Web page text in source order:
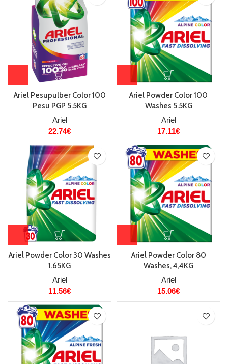
Ariel Pesupulber Color 100
Pesu PGP 5.5KG
Ariel
22.74€
Ariel Powder Color 100
Washes 5.5KG
Ariel
17.11€
Ariel Powder Color 30 Washes
1.65KG
Ariel
11.56€
Ariel Powder Color 80
Washes, 4,4KG
Ariel
15.06€